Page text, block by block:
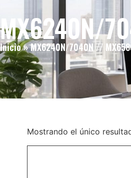
MX6240N/
Inicio»MX6240N/7040N //
Mostrando el único